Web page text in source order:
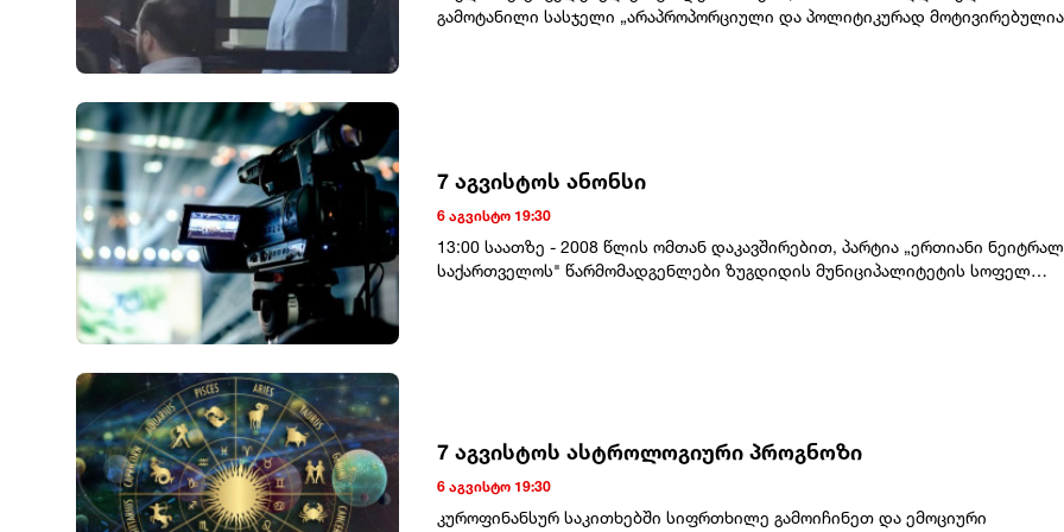
მათი ისტორია სრულიად მცდარია. სინამდვილეში მე ნამდვილად ვფიქრობ,
მათი ეს ყალბი „რეპორტაჟი“ ღალატია!“ – წერს ტრამპი."ვაშინგტონ პოსტის“
გამოტანილი სასჯელი „არაპროპორციული და პოლიტიკურად
7 აგვისტოს ანონსი
6 აგვისტო 19:30
13:00 საათზე - 2008 წლის ომთან დაკავშირებით, პარტია „ერთიანი
საქართველოს" წარმომადგენლები ზუგდიდის მუნიციპალიტეტის სოფელ
7 აგვისტოს ასტროლოგიური პროგნოზი
6 აგვისტო 19:30
კუროფინანსურ საკითხებში სიფრთხილე გამოიჩინეთ და ემოციური